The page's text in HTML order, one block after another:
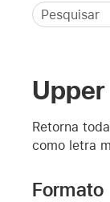
Upper
Retorna
como letra
Formato